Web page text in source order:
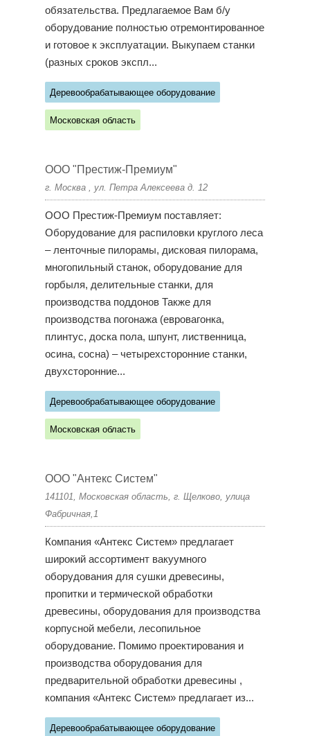
обязательства. Предлагаемое Вам б/у
оборудование полностью отремонтированное
и готовое к эксплуатации. Выкупаем станки
(разных сроков экспл...
Деревообрабатывающее оборудование
Московская область
ООО "Престиж-Премиум"
г. Москва , ул. Петра Алексеева д. 12
ООО Престиж-Премиум поставляет:
Оборудование для распиловки круглого леса
– ленточные пилорамы, дисковая пилорама,
многопильный станок, оборудование для
горбыля, делительные станки, для
производства поддонов Также для
производства погонажа (евровагонка,
плинтус, доска пола, шпунт, лиственница,
осина, сосна) – четырехсторонние станки,
двухсторонние...
Деревообрабатывающее оборудование
Московская область
ООО "Антекс Систем"
141101, Московская область, г. Щелково, улица
Фабричная,1
Компания «Антекс Систем» предлагает
широкий ассортимент вакуумного
оборудования для сушки древесины,
пропитки и термической обработки
древесины, оборудования для производства
корпусной мебели, лесопильное
оборудование. Помимо проектирования и
производства оборудования для
предварительной обработки древесины ,
компания «Антекс Систем» предлагает из...
Деревообрабатывающее оборудование